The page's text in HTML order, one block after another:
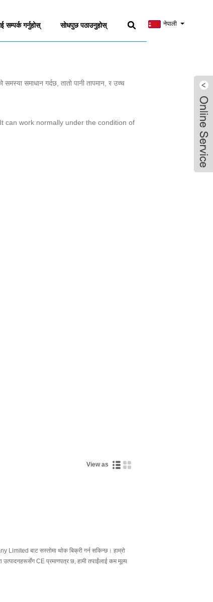
नेपाली
सम्पर्क गर्नुहोस् सोधपुछ पठाउनुहोस्
समाधान गर्दछ, तातो पानी तापमान, र उच्च
It can work normally under the condition of
View as
बाट सस्तोमा थोक बिक्री गर्न सकिन्छ। हाम्रो
उत्पादनहरूसँग CE प्रमाणपत्र छ, हामी तपाईंलाई कम मूल्य